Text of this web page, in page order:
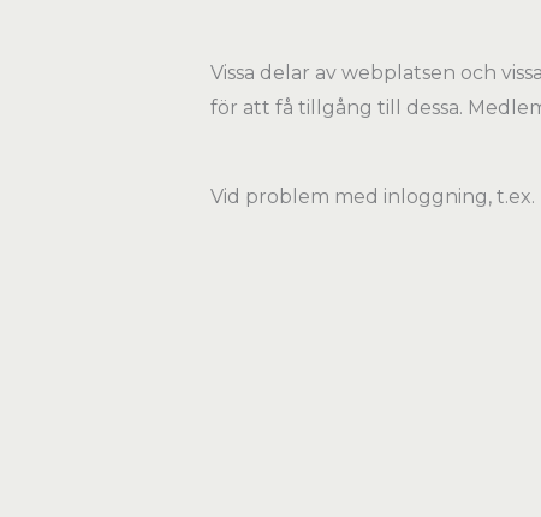
Vissa delar av webplatsen och
för att få tillgång till dessa.
Vid problem med inloggning,